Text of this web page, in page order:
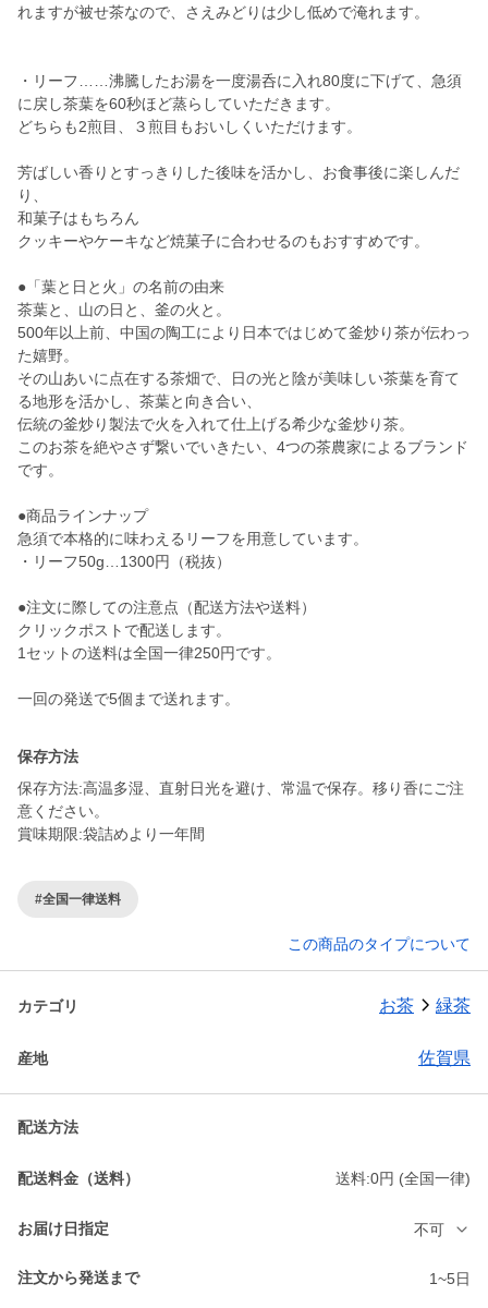
れますが被せ茶なので、さえみどりは少し低めで淹れます。
・リーフ……沸騰したお湯を⼀度湯呑に⼊れ80度に下げて、急須
に戻し茶葉を60秒ほど蒸らしていただきます。
どちらも2煎⽬、３煎⽬もおいしくいただけます。
芳ばしい香りとすっきりした後味を活かし、お食事後に楽しんだ
り、
和菓子はもちろん
クッキーやケーキなど焼菓子に合わせるのもおすすめです。
●「葉と日と火」の名前の由来
茶葉と、山の日と、釜の火と。
500年以上前、中国の陶工により日本ではじめて釜炒り茶が伝わっ
た嬉野。
その山あいに点在する茶畑で、日の光と陰が美味しい茶葉を育て
る地形を活かし、茶葉と向き合い、
伝統の釜炒り製法で火を入れて仕上げる希少な釜炒り茶。
このお茶を絶やさず繋いでいきたい、4つの茶農家によるブランド
です。
●商品ラインナップ
急須で本格的に味わえるリーフを用意しています。
・リーフ50g…1300円（税抜）
●注文に際しての注意点（配送方法や送料）
クリックポストで配送します。
1セットの送料は全国一律250円です。
一回の発送で5個まで送れます。
保存方法
保存方法:高温多湿、直射日光を避け、常温で保存。移り香にご注
意ください。
賞味期限:袋詰めより一年間
#全国一律送料
この商品のタイプについて
カテゴリ お茶 緑茶
産地 佐賀県
配送方法
配送料金（送料） 送料:0円 (全国一律)
お届け日指定 不可
注文から発送まで 1~5日